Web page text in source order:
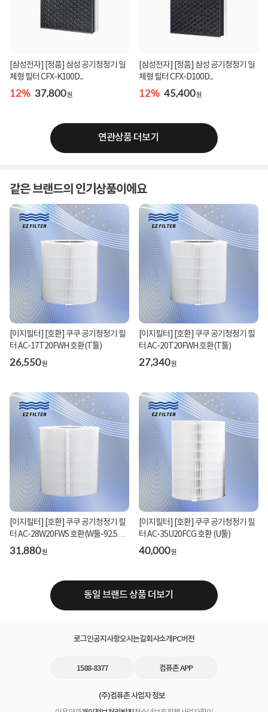
[삼성전자] [정품] 삼성 공기청정기 일
체형 필터 CFX-K100D...
12% 37,800원
[삼성전자] [정품] 삼성 공기청정기 일
체형 필터 CFX-D100D...
12% 45,400원
연관상품 더보기
같은 브랜드의 인기상품이에요
[이지필터] [호환] 쿠쿠 공기청정기 필
터 AC-17T20FWH 호환(T툴)
26,550원
[이지필터] [호환] 쿠쿠 공기청정기 필
터 AC-20T20FWH 호환(T툴)
27,340원
[이지필터] [호환] 쿠쿠 공기청정기 필
터 AC-28W20FWS 호환(W툴-92.5㎡
(28평형))
31,880원
[이지필터] [호환] 쿠쿠 공기청정기 필
터 AC-35U20FCG 호환 (U툴)
40,000원
동일 브랜드 상품 더보기
로그인공지사항오시는길회사소개PC버전
1588-8377 컴퓨존 APP
(주)컴퓨존 사업자 정보